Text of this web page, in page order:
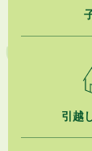
【日本DX大賞
市民の勇気ある
引越